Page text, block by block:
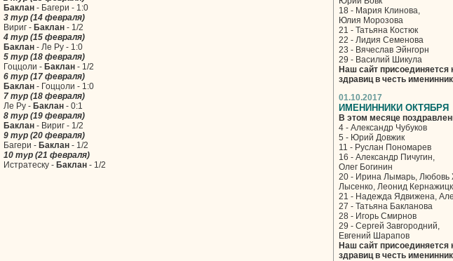
Баклан - Багери - 1:0
3 тур (14 февраля)
Вириг - Баклан - 1/2
4 тур (15 февраля)
Баклан - Ле Ру - 1:0
5 тур (18 февраля)
Гоццоли - Баклан - 1/2
6 тур (17 февраля)
Баклан - Гоццоли - 1:0
7 тур (18 февраля)
Ле Ру - Баклан - 0:1
8 тур (19 февраля)
Баклан - Вириг - 1/2
9 тур (20 февраля)
Багери - Баклан - 1/2
10 тур (21 февраля)
Истратеску - Баклан - 1/2
18 - Мария Клинова,
Юлия Морозова
21 - Татьяна Костюк
22 - Лидия Семенова
23 - Вячеслав Эйнгорн
29 - Василий Шикула
Наш сайт присоединяется
здравиц в честь
01.10.2017
ИМЕНИННИКИ ОКТЯБРЯ
В этом месяце
4 - Александр Чубуков
5 - Юрий Довжик
11 - Руслан Пономарев
16 - Александр Пичугин,
Олег Богинин
20 - Ирина Лымарь, Любовь
Лысенко, Леонид
21 - Надежда Ядвижена,
27 - Татьяна Бакланова
28 - Игорь Смирнов
29 - Сергей Завгородний,
Евгений Шарапов
Наш сайт присоединяется
здравиц в честь